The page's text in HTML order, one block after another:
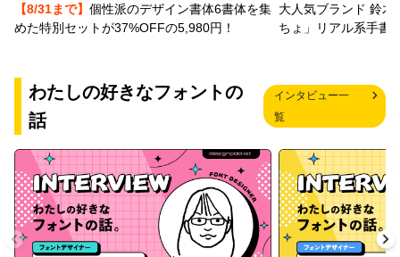
【8/31まで】 個性派のデザイン書体6書体を集
めた特別セットが37%OFFの5,980円！
大人気ブランド 鈴木
ちょ」リアル系手書
わたしの好きなフォントの
話
インタビュー一
覧